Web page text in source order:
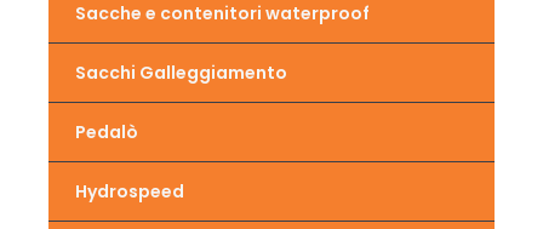
Sacche e contenitori waterproof
Sacchi Galleggiamento
Pedalò
Hydrospeed